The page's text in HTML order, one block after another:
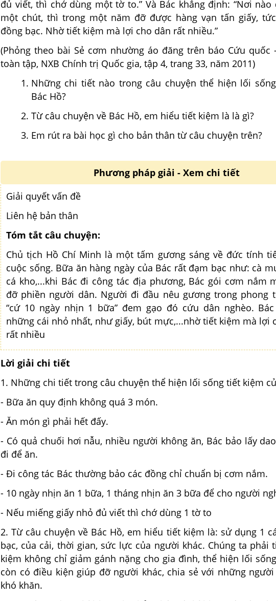
đủ viết, thì chớ dùng một tờ to.” Và Bác khẳng định: “Nơi nào
một chút, thì trong một năm đỡ được hàng vạn tấn giấy,
đồng bạc. Nhờ tiết kiệm mà lợi cho dân rất nhiều.”
(Phỏng theo bài Sẻ cơm nhường áo đăng trên báo Cứu quốc
toàn tập, NXB Chính trị Quốc gia, tập 4, trang 33, năm 2011)
Những chi tiết nào trong câu chuyện thể hiện lối
Bác Hồ?
Từ câu chuyện về Bác Hồ, em hiểu tiết kiệm là là gì?
Em rút ra bài học gì cho bản thân từ câu chuyện trên?
Phương pháp giải - Xem chi tiết
Giải quyết vấn đề
Liên hệ bản thân
Tóm tắt câu chuyện:
Chủ tịch Hồ Chí Minh là một tấm gương sáng về đức tính
cuộc sống. Bữa ăn hàng ngày của Bác rất đạm bạc như: cà
cá kho,...khi Bác đi công tác địa phương, Bác gói cơm nắm
đỡ phiền người dân. Người đi đầu nêu gương trong phong
“cứ 10 ngày nhịn 1 bữa” đem gạo đó cứu dân nghèo.
những cái nhỏ nhất, như giấy, bút mực,...nhờ tiết kiệm mà lợi
rất nhiều
Lời giải chi tiết
1. Những chi tiết trong câu chuyện thể hiện lối sống tiết kiệm
- Bữa ăn quy định không quá 3 món.
- Ăn món gì phải hết đấy.
- Có quả chuối hơi nẫu, nhiều người không ăn, Bác bảo lấy
đi để ăn.
- Đi công tác Bác thường bảo các đồng chỉ chuẩn bị cơm nắm.
- 10 ngày nhịn ăn 1 bữa, 1 tháng nhịn ăn 3 bữa để cho người
- Nếu miếng giấy nhỏ đủ viết thì chớ dùng 1 tờ to
2. Từ câu chuyện về Bác Hồ, em hiểu tiết kiệm là: sử dụng 1
bạc, của cải, thời gian, sức lực của người khác. Chúng ta phải
kiệm không chỉ giảm gánh nặng cho gia đình, thể hiện lối
còn có điều kiện giúp đỡ người khác, chia sẻ với những
khó khăn.